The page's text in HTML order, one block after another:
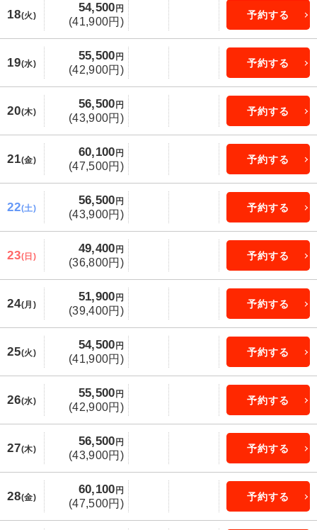
18(火)
54,500 円
(41,900円)
予約する
19(水)
55,500 円
(42,900円)
予約する
20(木)
56,500 円
(43,900円)
予約する
21(金)
60,100 円
(47,500円)
予約する
22(土)
56,500 円
(43,900円)
予約する
23(日)
49,400 円
(36,800円)
予約する
24(月)
51,900 円
(39,400円)
予約する
25(火)
54,500 円
(41,900円)
予約する
26(水)
55,500 円
(42,900円)
予約する
27(木)
56,500 円
(43,900円)
予約する
28(金)
60,100 円
(47,500円)
予約する